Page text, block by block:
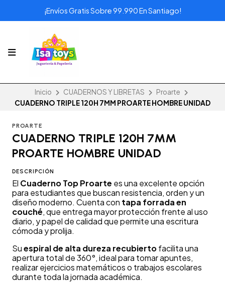
¡Envíos Gratis Sobre 99.990 En Santiago!
Inicio CUADERNOS Y LIBRETAS
Proarte
CUADERNO TRIPLE 120H 7MM PROARTE HOMBRE UNIDAD
PROARTE
CUADERNO TRIPLE 120H 7MM
PROARTE HOMBRE UNIDAD
DESCRIPCIÓN
El Cuaderno Top Proarte es una excelente opción
para estudiantes que buscan resistencia, orden y un
diseño moderno. Cuenta con tapa forrada en
couché, que entrega mayor protección frente al uso
diario, y papel de calidad que permite una escritura
cómoda y prolija.
Suespiral de alta dureza recubiertofacilita una
apertura total de 360°, ideal para tomar apuntes,
realizar ejercicios matemáticos o trabajos escolares
durante toda la jornada académica.